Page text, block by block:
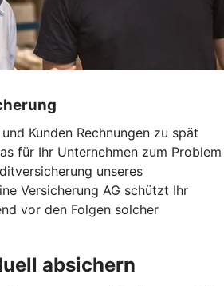
Kunden Rechnungen zu spät
für Ihr Unternehmen zum Problem
unseres
Versicherung AG schützt Ihr
vor den Folgen solcher
absichern